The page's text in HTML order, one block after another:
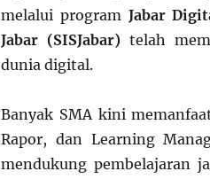
melalui program Jabar
Jabar (SISJabar) telah
dunia digital.
Banyak SMA kini
Rapor, dan Learning
mendukung pembelajaran